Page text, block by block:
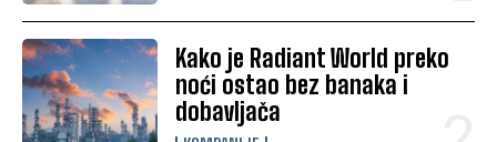
Kako je Radiant World preko
noći ostao bez banaka i
dobavljača